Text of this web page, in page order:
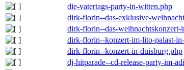
die-vatertags-party-in-witten.php
dirk-florin--das-exklusive-
dirk-florin--das-weihnachtskonzert-
dirk-florin--konzert-im-lito-palast-
dirk-florin--konzert-in-duisburg.php
dj-hitparade--cd-release-party-im-